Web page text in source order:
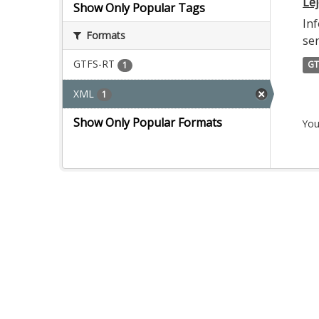
Show Only Popular Tags
Formats
GTFS-RT 1
XML 1
Show Only Popular Formats